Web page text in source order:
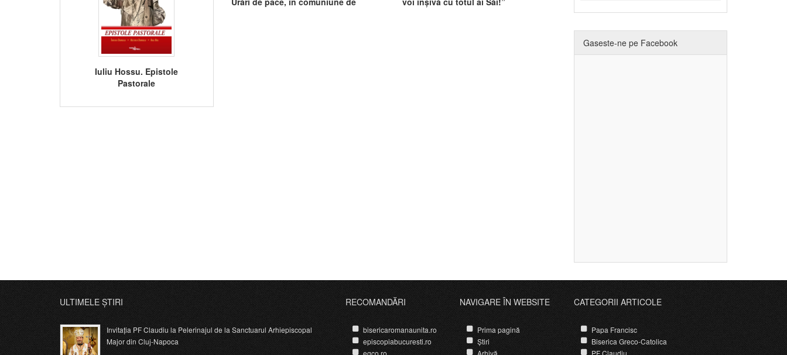
Iuliu Hossu. Epistole
Pastorale
Gaseste-ne pe Facebook
ULTIMELE ȘTIRI
Invitația PF Claudiu la Pelerinajul de la Sanctuarul Arhiepiscopal
Major din Cluj-Napoca
RECOMANDĂRI
bisericaromanaunita.ro
episcopiabucuresti.ro
egco.ro
NAVIGARE ÎN WEBSITE
Prima pagină
Știri
Arhivă
CATEGORII ARTICOLE
Papa Francisc
Biserica Greco-Catolica
PF Claudiu